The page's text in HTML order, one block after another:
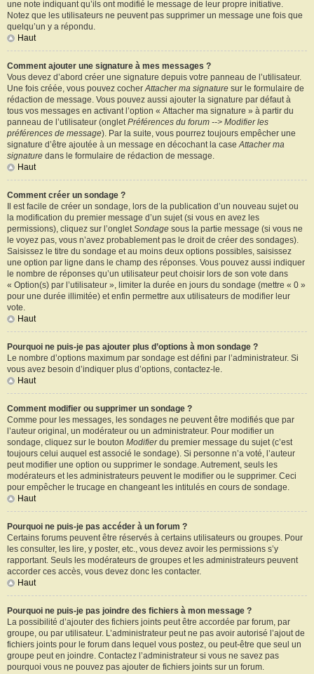
une note indiquant qu’ils ont modifié le message de leur propre initiative.
Notez que les utilisateurs ne peuvent pas supprimer un message une fois que
quelqu’un y a répondu.
Haut
Comment ajouter une signature à mes messages ?
Vous devez d’abord créer une signature depuis votre panneau de l’utilisateur.
Une fois créée, vous pouvez cocherAttacher ma signature sur le formulaire de
rédaction de message. Vous pouvez aussi ajouter la signature par défaut à
tous vos messages en activant l’option « Attacher ma signature » à partir du
panneau de l’utilisateur (ongletPréférences du forum --> Modifier les
préférences de message). Par la suite, vous pourrez toujours empêcher une
signature d’être ajoutée à un message en décochant la caseAttacher ma
signature dans le formulaire de rédaction de message.
Haut
Comment créer un sondage ?
Il est facile de créer un sondage, lors de la publication d’un nouveau sujet ou
la modification du premier message d’un sujet (si vous en avez les
permissions), cliquez sur l’ongletSondage sous la partie message (si vous ne
le voyez pas, vous n’avez probablement pas le droit de créer des sondages).
Saisissez le titre du sondage et au moins deux options possibles, saisissez
une option par ligne dans le champ des réponses. Vous pouvez aussi indiquer
le nombre de réponses qu’un utilisateur peut choisir lors de son vote dans
« Option(s) par l’utilisateur », limiter la durée en jours du sondage (mettre « 0 »
pour une durée illimitée) et enfin permettre aux utilisateurs de modifier leur
vote.
Haut
Pourquoi ne puis-je pas ajouter plus d’options à mon sondage ?
Le nombre d’options maximum par sondage est défini par l’administrateur. Si
vous avez besoin d’indiquer plus d’options, contactez-le.
Haut
Comment modifier ou supprimer un sondage ?
Comme pour les messages, les sondages ne peuvent être modifiés que par
l’auteur original, un modérateur ou un administrateur. Pour modifier un
sondage, cliquez sur le bouton Modifierdu premier message du sujet (c’est
toujours celui auquel est associé le sondage). Si personne n’a voté, l’auteur
peut modifier une option ou supprimer le sondage. Autrement, seuls les
modérateurs et les administrateurs peuvent le modifier ou le supprimer. Ceci
pour empêcher le trucage en changeant les intitulés en cours de sondage.
Haut
Pourquoi ne puis-je pas accéder à un forum ?
Certains forums peuvent être réservés à certains utilisateurs ou groupes. Pour
les consulter, les lire, y poster, etc., vous devez avoir les permissions s’y
rapportant. Seuls les modérateurs de groupes et les administrateurs peuvent
accorder ces accès, vous devez donc les contacter.
Haut
Pourquoi ne puis-je pas joindre des fichiers à mon message ?
La possibilité d’ajouter des fichiers joints peut être accordée par forum, par
groupe, ou par utilisateur. L’administrateur peut ne pas avoir autorisé l’ajout de
fichiers joints pour le forum dans lequel vous postez, ou peut-être que seul un
groupe peut en joindre. Contactez l’administrateur si vous ne savez pas
pourquoi vous ne pouvez pas ajouter de fichiers joints sur un forum.